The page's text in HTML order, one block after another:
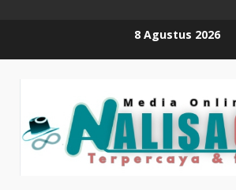
8 Agustus 2026